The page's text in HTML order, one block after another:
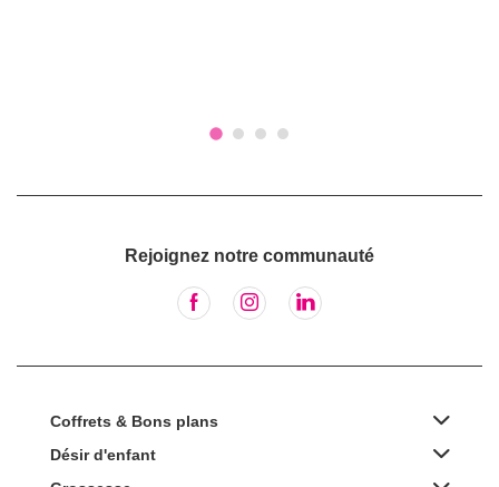
Rejoignez notre communauté
Coffrets & Bons plans
Désir d'enfant